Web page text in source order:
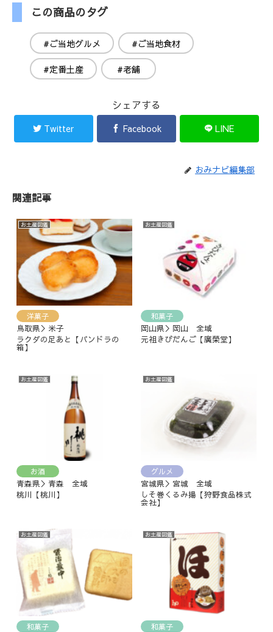
この商品のタグ
#ご当地グルメ #ご当地食材
#定番土産 #老舗
シェアする
Twitter Facebook LINE
おみナビ編集部
関連記事
お土産図鑑
洋菓子
鳥取県＞米子
ラクダの足あと【パンドラの
箱】
お土産図鑑
和菓子
岡山県＞岡山 全域
元祖きびだんご【廣榮堂】
お土産図鑑
お酒
青森県＞青森 全域
桃川【桃川】
お土産図鑑
グルメ
宮城県＞宮城 全域
しそ巻くるみ揚【狩野食品株式
会社】
お土産図鑑
和菓子
お土産図鑑
和菓子